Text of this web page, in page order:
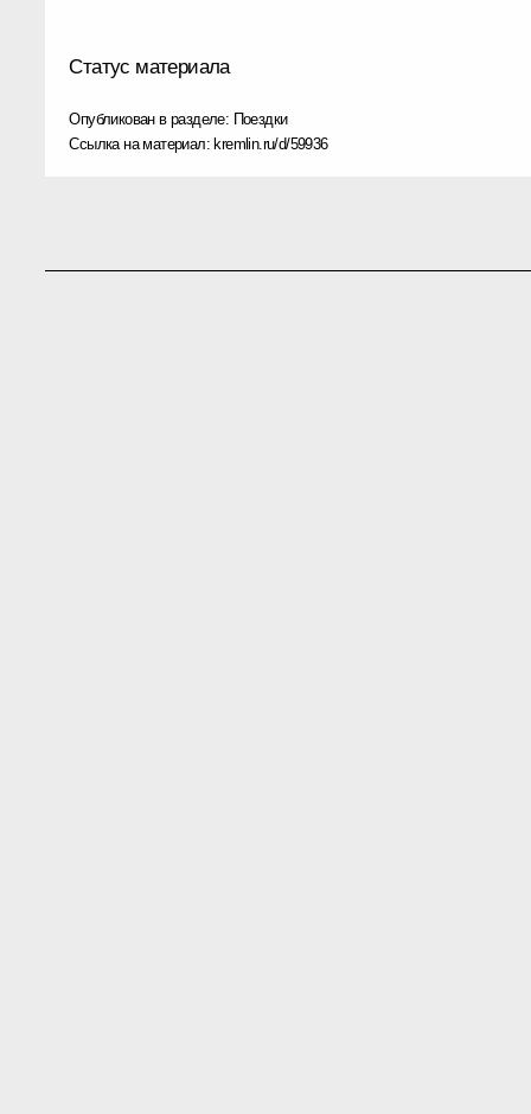
Статус материала
Опубликован в разделе: Поездки
Ссылка на материал: kremlin.ru/d/59936